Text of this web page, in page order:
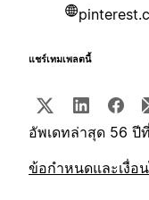
แชร์เทมเพลตนี้
อัพเดทล่าสุด 56 ปี
ข้อกำหนดและเงื่อ